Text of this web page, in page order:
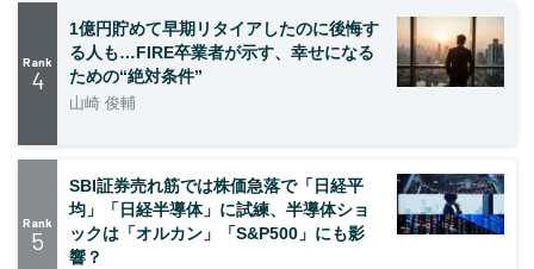
Rank
4
1億円貯めて早期リタイアしたのに後悔す
る人も…FIRE卒業者が示す、幸せになる
ための“絶対条件”
山崎 俊輔
Rank
5
SBI証券売れ筋では株価急落で「日経平
均」「日経半導体」に試練、半導体ショ
ックは「オルカン」「S&P500」にも影
響？